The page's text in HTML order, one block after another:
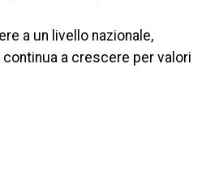
a un livello nazionale,
a crescere per valori